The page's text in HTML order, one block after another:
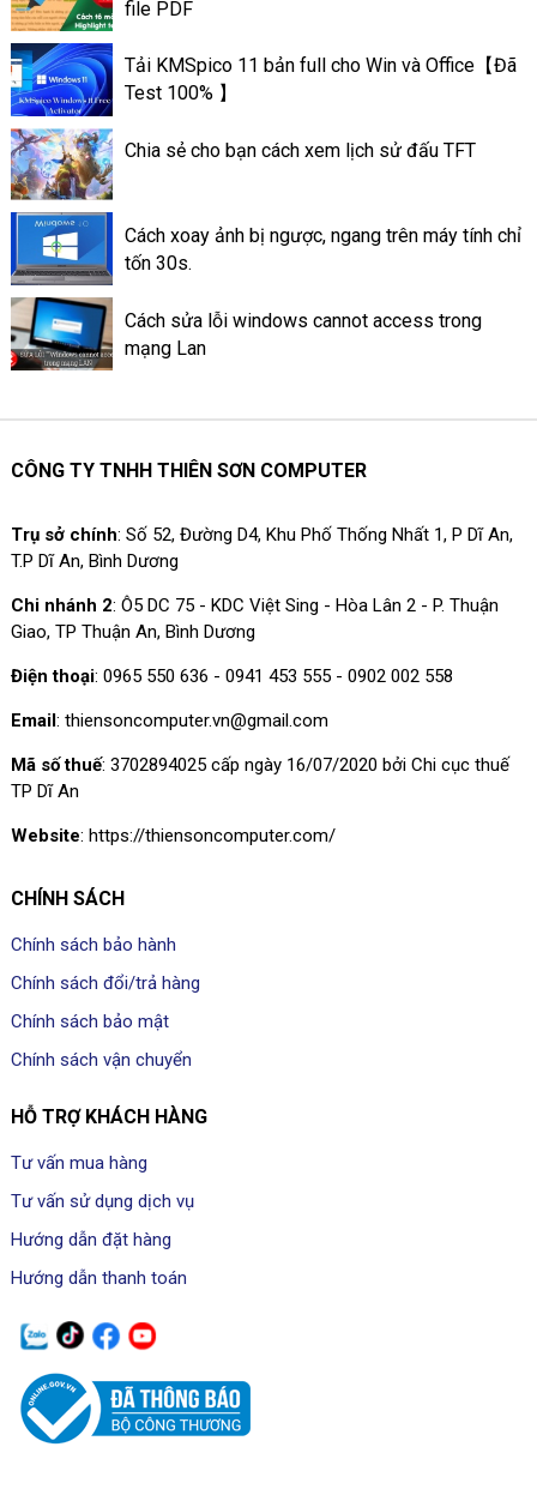
tính có thể đạt được hiệu suất
tốt. Và có hoạt động ổn định
tốt hơn. Sau đây là thông tin về
mức quan trọng của keo tản
nhiệt ở trên máy tính.
file PDF
Tải KMSpico 11 bản full cho Win và Office【Đã
Test 100% 】
Chia sẻ cho bạn cách xem lịch sử đấu TFT
Cách xoay ảnh bị ngược, ngang trên máy tính chỉ
tốn 30s.
Cách sửa lỗi windows cannot access trong
mạng Lan
CÔNG TY TNHH THIÊN SƠN COMPUTER
Trụ sở chính: Số 52, Đường D4, Khu Phố Thống Nhất 1, P Dĩ An,
T.P Dĩ An, Bình Dương
Chi nhánh 2: Ô5 DC 75 - KDC Việt Sing - Hòa Lân 2 - P. Thuận
Giao, TP Thuận An, Bình Dương
Điện thoại: 0965 550 636 - 0941 453 555 - 0902 002 558
Email : thiensoncomputer.vn@gmail.com
Mã số thuế: 3702894025 cấp ngày 16/07/2020 bởi Chi cục thuế
TP Dĩ An
Website: https://thiensoncomputer.com/
CHÍNH SÁCH
Chính sách bảo hành
Chính sách đổi/trả hàng
Chính sách bảo mật
Chính sách vận chuyển
HỖ TRỢ KHÁCH HÀNG
Tư vấn mua hàng
Tư vấn sử dụng dịch vụ
Hướng dẫn đặt hàng
Hướng dẫn thanh toán